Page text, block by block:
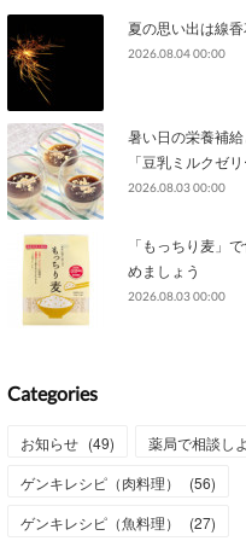
夏の思い出は線
2026.08.04 00:00
暑い日の栄養補
「豆乳ミルクゼリ
2026.08.03 00:00
「もっちり麦」
めましょう
2026.08.03 00:00
Categories
お知らせ (49) 薬局で相談し
ゲンキレシピ（肉料理）
(56)
ゲンキレシピ（魚料理）
(27)